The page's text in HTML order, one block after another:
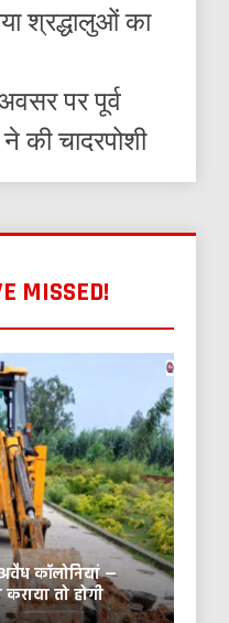
श्रद्धालुओं का
पर पूर्व
की चादरपोशी
MISSED!
अवैध कॉलोनियां —
तो होगी